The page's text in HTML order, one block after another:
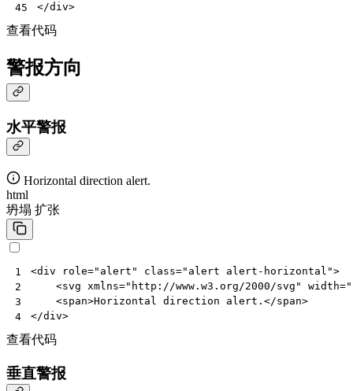
45
</div>
查看代码
警报方向
水平警报
Horizontal direction alert.
html
坍塌 扩张
1
2
3
4
<div role="alert" class="alert alert-horizontal">
<svg xmlns="http://www.w3.org/2000/svg" width=
<span>Horizontal direction alert. </span>
</div>
查看代码
垂直警报